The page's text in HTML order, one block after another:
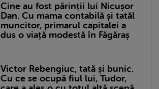
Cine au fost părinții lui Nicușor
Dan. Cu mama contabilă și tatăl
muncitor, primarul capitalei a
dus o viață modestă în Făgăraș
Victor Rebengiuc, tată și bunic.
Cu ce se ocupă fiul lui, Tudor,